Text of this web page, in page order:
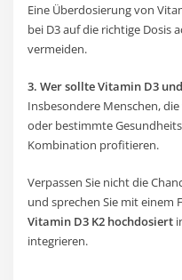
Eine Überdosierung von
bei D3 auf die richtige Dosis
vermeiden.
3. Wer sollte Vitamin D3
Insbesondere Menschen,
oder bestimmte
Kombination profitieren.
Verpassen Sie nicht die
und sprechen Sie mit einem
Vitamin D3 K2 hochdosiert
integrieren.